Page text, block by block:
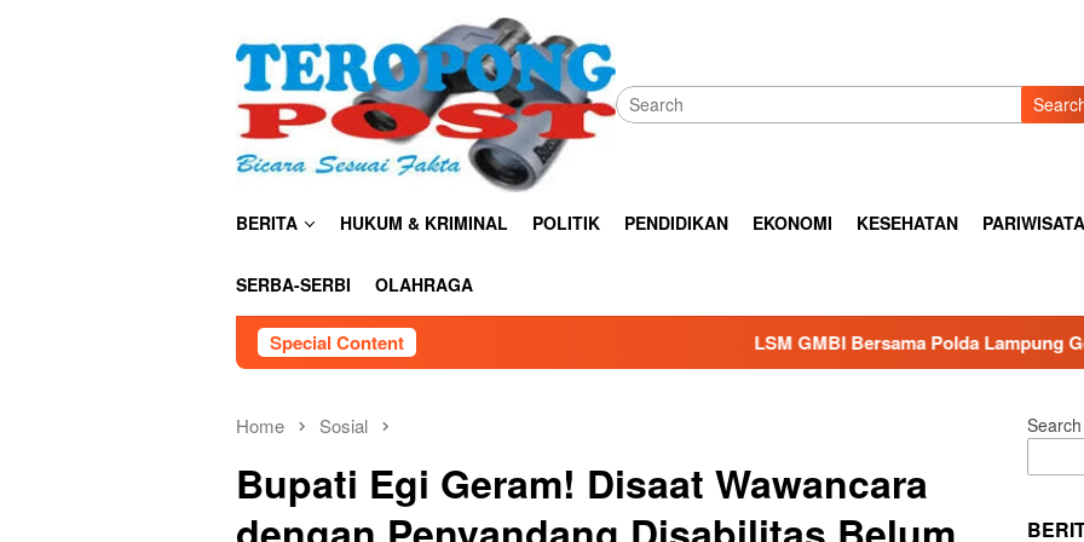
BERITA HUKUM & KRIMINAL POLITIK PENDIDIKAN EKONOMI KESEHATAN PARIWISATA
SERBA-SERBI OLAHRAGA
Special Content LSM GMBI Bersama Polda Lampung Gelar Bhakti Sosial
Home Sosial
Bupati Egi Geram! Disaat Wawancara
Search